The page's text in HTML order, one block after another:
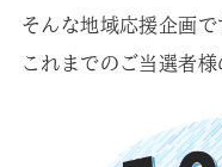
そんな地域応援企画で
これまでのご当選者